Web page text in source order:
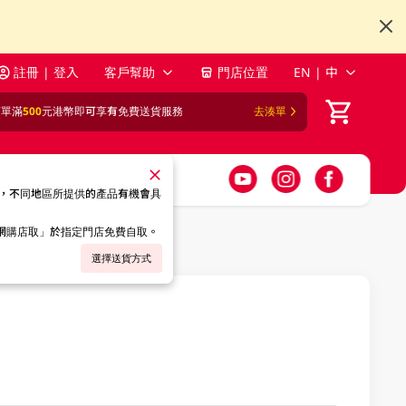
註冊 | 登入 客戶幫助 門店位置 EN | 中
滿500元港幣即可享有免費送貨服務 去湊單
不同地區所提供的產品有機會具
購店取」於指定門店免費自取。
選擇送貨方式